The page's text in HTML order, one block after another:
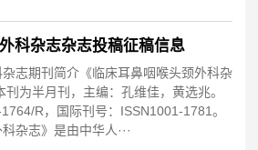
科杂志杂志投稿征稿信息
志期刊简介《临床耳鼻咽喉头颈外科杂
为半月刊，主编：孔维佳，黄选兆。
R，国际刊号：ISSN1001-1781。
杂志》是由中华人···